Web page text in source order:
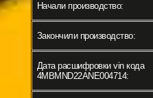
Начали производство:
Закончили производство:
Дата расшифровки vin кода
4MBMND22ANE004714: